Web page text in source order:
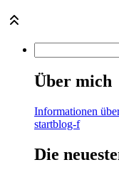
Über mich
Informationen
startblog-f
Die